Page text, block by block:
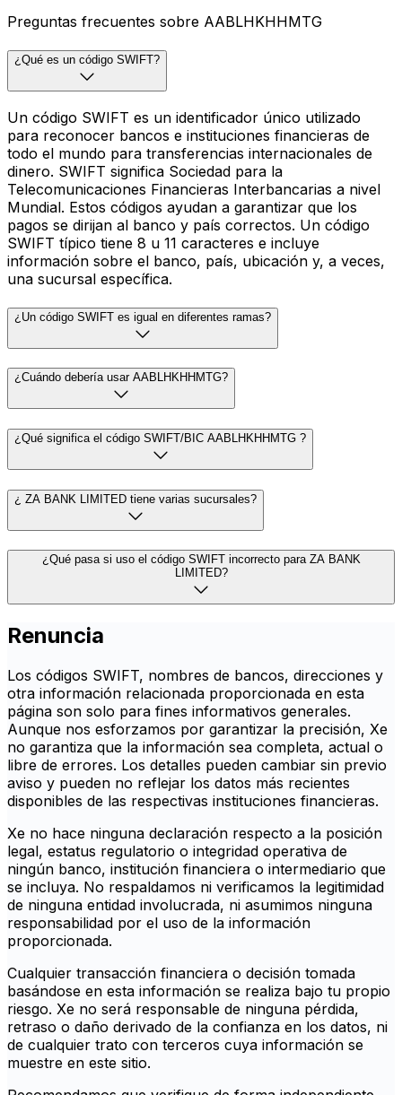
Preguntas frecuentes sobre AABLHKHHMTG
¿Qué es un código SWIFT?
Un código SWIFT es un identificador único utilizado
para reconocer bancos e instituciones financieras de
todo el mundo para transferencias internacionales de
dinero. SWIFT significa Sociedad para la
Telecomunicaciones Financieras Interbancarias a nivel
Mundial. Estos códigos ayudan a garantizar que los
pagos se dirijan al banco y país correctos. Un código
SWIFT típico tiene 8 u 11 caracteres e incluye
información sobre el banco, país, ubicación y, a veces,
una sucursal específica.
¿Un código SWIFT es igual en diferentes ramas?
¿Cuándo debería usar AABLHKHHMTG?
¿Qué significa el código SWIFT/BIC AABLHKHHMTG ?
¿ ZA BANK LIMITED tiene varias sucursales?
¿Qué pasa si uso el código SWIFT incorrecto para ZA BANK
LIMITED?
Renuncia
Los códigos SWIFT, nombres de bancos, direcciones y
otra información relacionada proporcionada en esta
página son solo para fines informativos generales.
Aunque nos esforzamos por garantizar la precisión, Xe
no garantiza que la información sea completa, actual o
libre de errores. Los detalles pueden cambiar sin previo
aviso y pueden no reflejar los datos más recientes
disponibles de las respectivas instituciones financieras.
Xe no hace ninguna declaración respecto a la posición
legal, estatus regulatorio o integridad operativa de
ningún banco, institución financiera o intermediario que
se incluya. No respaldamos ni verificamos la legitimidad
de ninguna entidad involucrada, ni asumimos ninguna
responsabilidad por el uso de la información
proporcionada.
Cualquier transacción financiera o decisión tomada
basándose en esta información se realiza bajo tu propio
riesgo. Xe no será responsable de ninguna pérdida,
retraso o daño derivado de la confianza en los datos, ni
de cualquier trato con terceros cuya información se
muestre en este sitio.